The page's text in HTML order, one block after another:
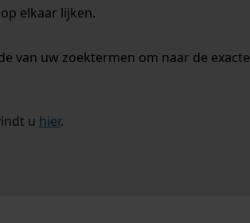
elkaar lijken.
van uw zoektermen om naar de exacte
u hier.